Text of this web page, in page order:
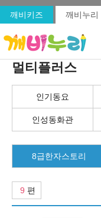
깨비키즈 깨비누리
멀티플러스
인기동요
인성동화관
8급한자스토리
9 편